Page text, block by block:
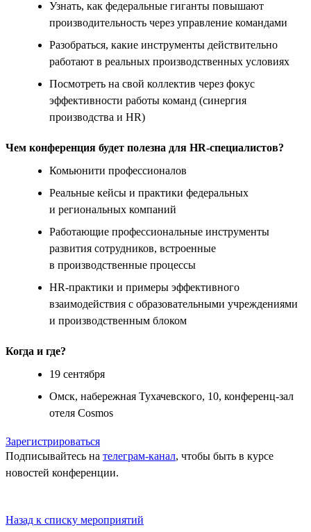
Узнать, как федеральные гиганты повышают
производительность через управление командами
Разобраться, какие инструменты действительно
работают в реальных производственных условиях
Посмотреть на свой коллектив через фокус
эффективности работы команд (синергия
производства и HR)
Чем конференция будет полезна для HR-специалистов?
Комьюнити профессионалов
Реальные кейсы и практики федеральных
и региональных компаний
Работающие профессиональные инструменты
развития сотрудников, встроенные
в производственные процессы
HR-практики и примеры эффективного
взаимодействия с образовательными учреждениями
и производственным блоком
Когда и где?
19 сентября
Омск, набережная Тухачевского, 10, конференц-зал
отеля Cosmos
Зарегистрироваться
Подписывайтесь на телеграм-канал, чтобы быть в курсе
новостей конференции.
Назад к списку мероприятий